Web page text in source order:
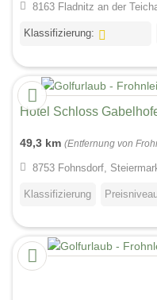
8163 Fladnitz an der
Klassifizierung:
Hotel Schloss
49,3 km (Entfernung von
8753 Fohnsdorf,
Klassifizierung